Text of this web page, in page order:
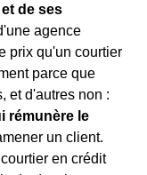
de ses
agence
prix qu'un courtier
parce que
et d'autres non :
rémunère le
un client.
en crédit